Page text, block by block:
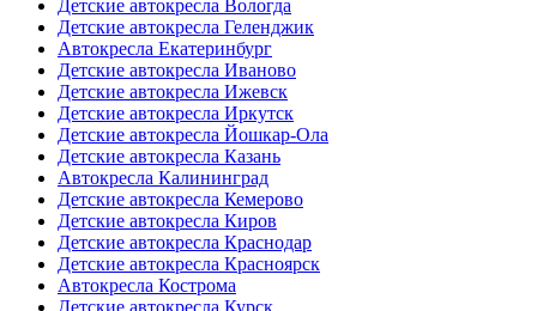
Детские автокресла Вологда
Детские автокресла Геленджик
Автокресла Екатеринбург
Детские автокресла Иваново
Детские автокресла Ижевск
Детские автокресла Иркутск
Детские автокресла Йошкар-Ола
Детские автокресла Казань
Автокресла Калининград
Детские автокресла Кемерово
Детские автокресла Киров
Детские автокресла Краснодар
Детские автокресла Красноярск
Автокресла Кострома
Детские автокресла Курск